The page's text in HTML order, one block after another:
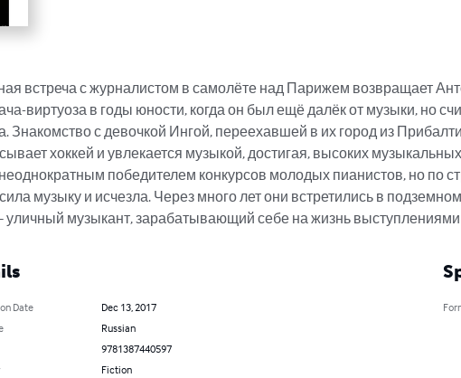
встреча с журналистом в самолёте над Парижем возвращает
виртуоза в годы юности, когда он был ещё далёк от музыки, но
Знакомство с девочкой Ингой, переехавшей в их город из
хоккей и увлекается музыкой, достигая, высоких
победителем конкурсов молодых пианистов, но по
музыку и исчезла. Через много лет они встретились в
музыкант, зарабатывающий себе на жизнь выступлениями
Date
Dec 13, 2017
Russian
9781387440597
Fiction